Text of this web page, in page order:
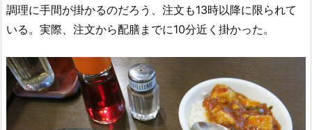
調理に手間が掛かるのだろう、注文も13時以降に限られて
いる。実際、注文から配膳までに10分近く掛かった。